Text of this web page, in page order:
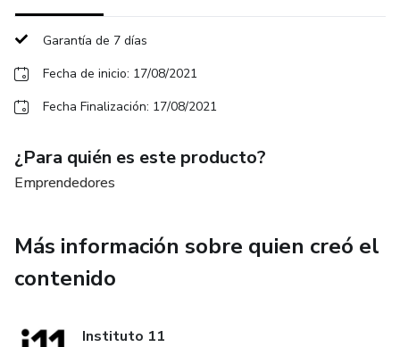
Garantía de 7 días
Fecha de inicio: 17/08/2021
Fecha Finalización: 17/08/2021
¿Para quién es este producto?
Emprendedores
Más información sobre quien creó el
contenido
Instituto 11